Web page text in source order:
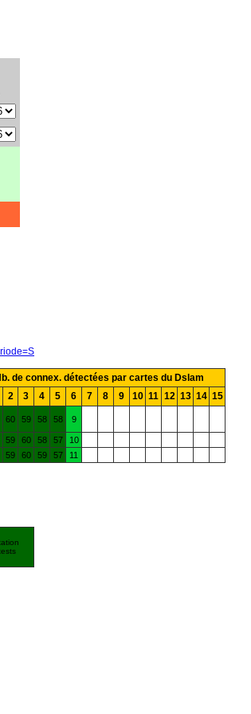
de connex. détectées par cartes du Dslam
2 3 4 5 6 7 8 9 10 11 12 13 14 15
60 59 58 58 9
59 60 58 57
10
59 60 59 57 11